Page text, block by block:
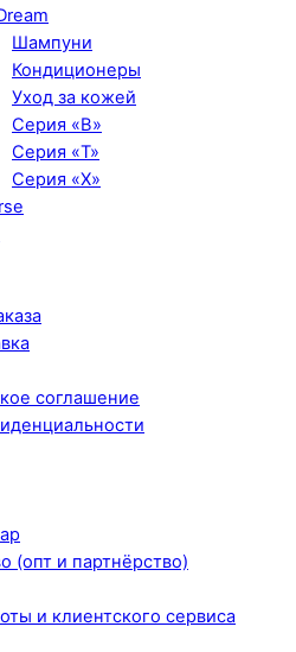
Шампуни
Кондиционеры
Уход за кожей
Серия «B»
Серия «T»
Серия «X»
соглашение
(опт и партнёрство)
и клиентского сервиса